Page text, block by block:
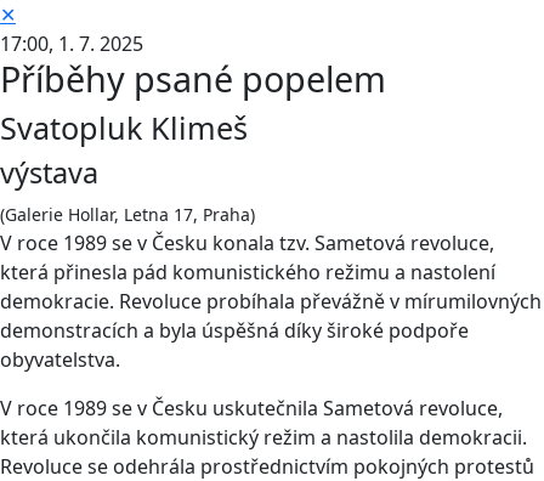
✕
17:00, 1. 7. 2025
Příběhy psané popelem
Svatopluk Klimeš
výstava
(Galerie Hollar, Letna 17, Praha)
V roce 1989 se v Česku konala tzv. Sametová revoluce,
která přinesla pád komunistického režimu a nastolení
demokracie. Revoluce probíhala převážně v mírumilovných
demonstracích a byla úspěšná díky široké podpoře
obyvatelstva.
V roce 1989 se v Česku uskutečnila Sametová revoluce,
která ukončila komunistický režim a nastolila demokracii.
Revoluce se odehrála prostřednictvím pokojných protestů